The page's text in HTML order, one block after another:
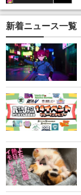
新着ニュース一覧